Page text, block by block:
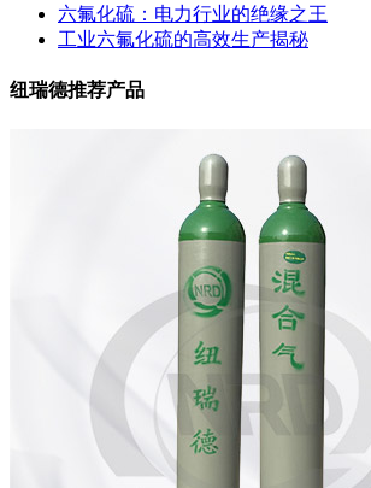
六氟化硫：电力行业的绝缘之王
工业六氟化硫的高效生产揭秘
纽瑞德推荐产品